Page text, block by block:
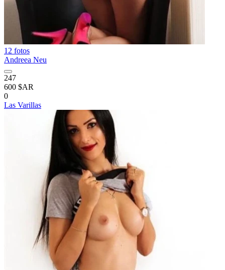
12 fotos
Andreea Neu
247
600 $AR
0
Las Varillas